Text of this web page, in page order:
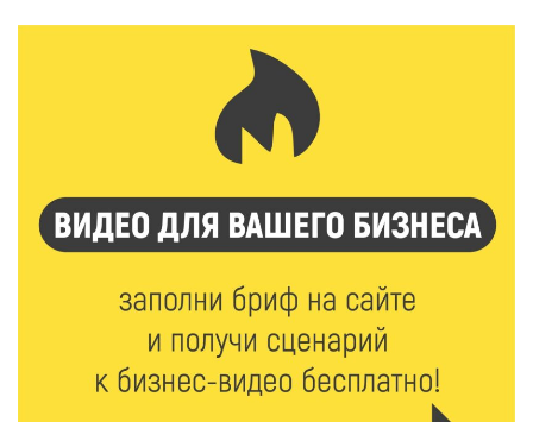
Калининские футболисты представят Тверскую
область на всероссийском марафоне «Земля
6 Авг 2026 15:48 396
Голубев проверил школы и детсады Зубцова к 1
6 Авг 2026 15:01 225
От Твери до Москвы: выставка художника
Владимира Васильева о героях СВО проходит в РГБ